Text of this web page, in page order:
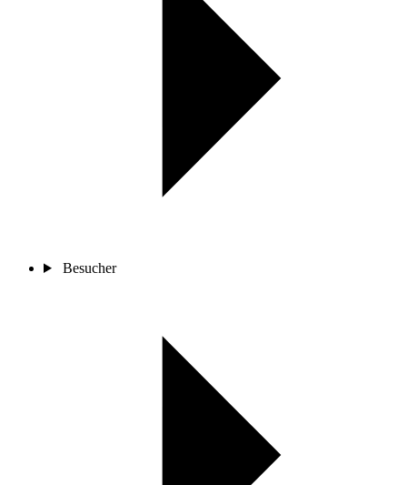
Besucher